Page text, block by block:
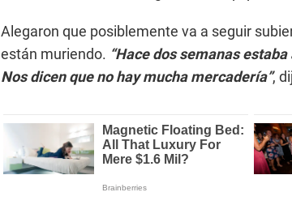
Alegaron que posiblemente va a seguir
están muriendo. “Hace dos semanas
Nos dicen que no hay mucha mercadería”,